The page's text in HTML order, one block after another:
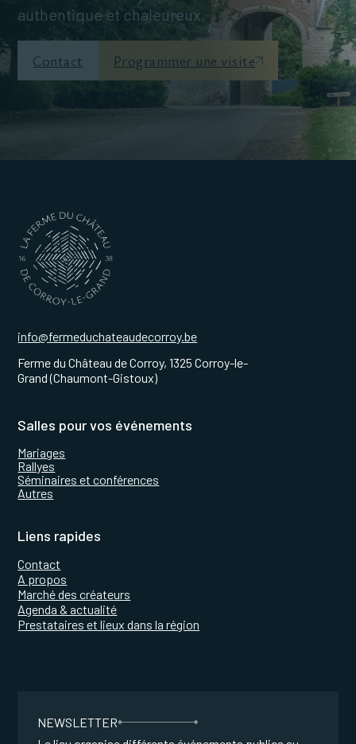
authentique et chaleureux.
Contact Programmer une visite
info@fermeduchateaudecorroy.be
Ferme du Château de Corroy, 1325 Corroy-le-
Grand (Chaumont-Gistoux)
Salles pour vos événements
Mariages
Rallyes
Séminaires et conférences
Autres
Liens rapides
Contact
A propos
Marché des créateurs
Agenda & actualité
Prestataires et lieux dans la région
NEWSLETTER